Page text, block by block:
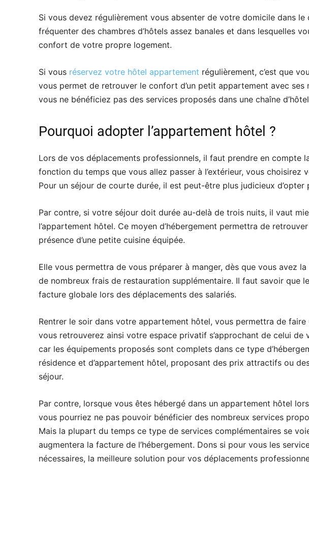
Si vous devez régulièrement vous absenter de votre domicile dans
fréquenter des chambres d’hôtels assez banales et dans lesquelles
confort de votre propre logement.
Si vous réservez votre hôtel appartement régulièrement, c’est que
vous permet de retrouver le confort d’un petit appartement avec ses
vous ne bénéficiez pas des services proposés dans une chaîne
Pourquoi adopter l’appartement hôtel ?
Lors de vos déplacements professionnels, il faut prendre en compte
fonction du temps que vous allez passer à l’extérieur, vous choisirez
Pour un séjour de courte durée, il est peut-être plus judicieux
Par contre, si votre séjour doit durée au-delà de trois nuits, il vaut
l’appartement hôtel. Ce moyen d’hébergement permettra de
présence d’une petite cuisine équipée.
Elle vous permettra de vous préparer à manger, dès que vous avez
de nombreux frais de restauration supplémentaire. Il faut savoir que
facture globale lors des déplacements des salariés.
Rentrer le soir dans votre appartement hôtel, vous permettra de
vous retrouverez ainsi votre espace privatif s’approchant de celui
car les équipements proposés sont complets dans ce type
résidence et d’appartement hôtel, proposant des prix attractifs ou
séjour.
Par contre, lorsque vous êtes hébergé dans un appartement hôtel
vous pourriez ne pas pouvoir bénéficier des nombreux services
Mais la plupart du temps ce type de services complémentaires se
augmentera la facture de l’hébergement. Dons si pour vous les
nécessaires, la meilleure solution pour vos déplacements